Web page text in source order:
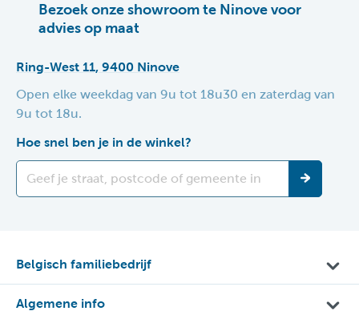
Bezoek onze showroom te Ninove voor
advies op maat
Ring-West 11, 9400 Ninove
Open elke weekdag van 9u tot 18u30 en zaterdag van
9u tot 18u.
Hoe snel ben je in de winkel?
Belgisch familiebedrijf
Algemene info